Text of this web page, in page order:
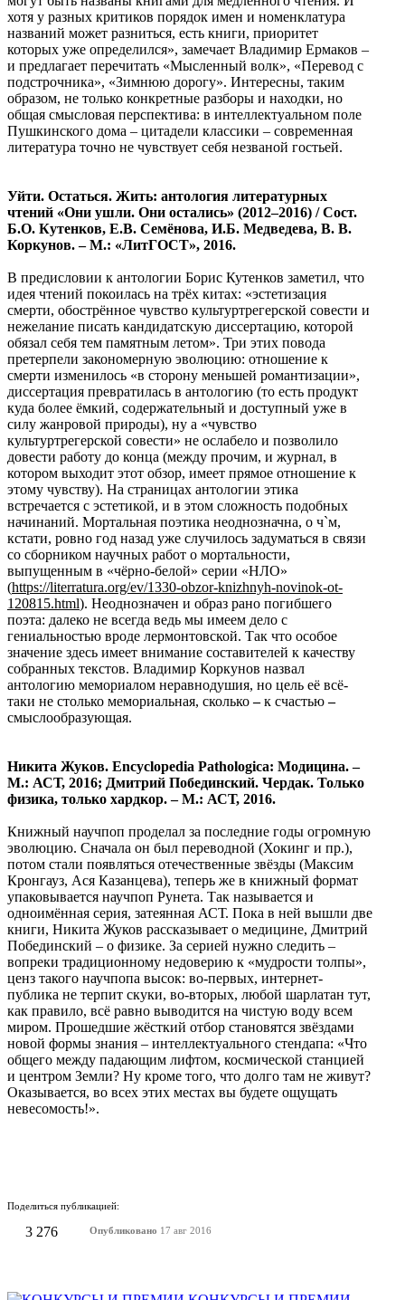
хотя у разных критиков порядок имен и номенклатура
названий может разниться, есть книги, приоритет
которых уже определился», замечает Владимир Ермаков –
и предлагает перечитать «Мысленный волк», «Перевод с
подстрочника», «Зимнюю дорогу». Интересны, таким
образом, не только конкретные разборы и находки, но
общая смысловая перспектива: в интеллектуальном поле
Пушкинского дома – цитадели классики – современная
литература точно не чувствует себя незваной гостьей.
Уйти. Остаться. Жить: антология литературных
чтений «Они ушли. Они остались» (2012–2016) / Сост.
Б.О. Кутенков, Е.В. Семёнова, И.Б. Медведева, В. В.
Коркунов. – М.: «ЛитГОСТ», 2016.
В предисловии к антологии Борис Кутенков заметил, что
идея чтений покоилась на трёх китах: «эстетизация
смерти, обострённое чувство культуртрегерской совести и
нежелание писать кандидатскую диссертацию, которой
обязал себя тем памятным летом». Три этих повода
претерпели закономерную эволюцию: отношение к
смерти изменилось «в сторону меньшей романтизации»,
диссертация превратилась в антологию (то есть продукт
куда более ёмкий, содержательный и доступный уже в
силу жанровой природы), ну а «чувство
культуртрегерской совести» не ослабело и позволило
довести работу до конца (между прочим, и журнал, в
котором выходит этот обзор, имеет прямое отношение к
этому чувству). На страницах антологии этика
встречается с эстетикой, и в этом сложность подобных
начинаний. Мортальная поэтика неоднозначна, о ч`м,
кстати, ровно год назад уже случилось задуматься в связи
со сборником научных работ о мортальности,
выпущенным в «чёрно-белой» серии «НЛО»
(https://literratura.org/ev/1330-obzor-knizhnyh-novinok-ot-
120815.html). Неоднозначен и образ рано погибшего
поэта: далеко не всегда ведь мы имеем дело с
гениальностью вроде лермонтовской. Так что особое
значение здесь имеет внимание составителей к качеству
собранных текстов. Владимир Коркунов назвал
антологию мемориалом неравнодушия, но цель её всё-
таки не столько мемориальная, сколько–к счастью–
смыслообразующая.
Никита Жуков. Encyclopedia Pathologica: Модицина. –
М.: АСТ, 2016; Дмитрий Побединский. Чердак. Только
физика, только хардкор. – М.: АСТ, 2016.
Книжный научпоп проделал за последние годы огромную
эволюцию. Сначала он был переводной (Хокинг и пр.),
потом стали появляться отечественные звёзды (Максим
Кронгауз, Ася Казанцева), теперь же в книжный формат
упаковывается научпоп Рунета. Так называется и
одноимённая серия, затеянная АСТ. Пока в ней вышли две
книги, Никита Жуков рассказывает о медицине, Дмитрий
Побединский – о физике. За серией нужно следить –
вопреки традиционному недоверию к «мудрости толпы»,
ценз такого научпопа высок: во-первых, интернет-
публика не терпит скуки, во-вторых, любой шарлатан тут,
как правило, всё равно выводится на чистую воду всем
миром. Прошедшие жёсткий отбор становятся звёздами
новой формы знания – интеллектуального стендапа: «Что
общего между падающим лифтом, космической станцией
и центром Земли? Ну кроме того, что долго там не живут?
Оказывается, во всех этих местах вы будете ощущать
невесомость!».
Поделиться публикацией:
3 276 Опубликовано 17 авг 2016